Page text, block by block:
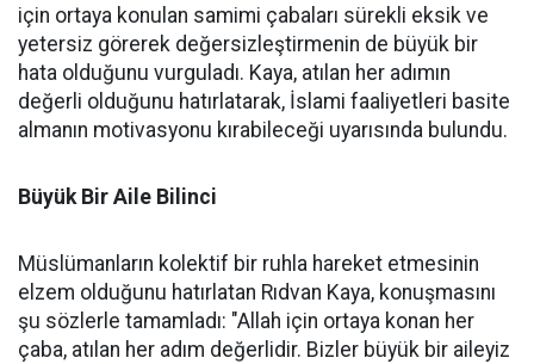
için ortaya konulan samimi çabaları sürekli eksik ve
yetersiz görerek değersizleştirmenin de büyük bir
hata olduğunu vurguladı. Kaya, atılan her adımın
değerli olduğunu hatırlatarak, İslami faaliyetleri basite
almanın motivasyonu kırabileceği uyarısında bulundu.
Büyük Bir Aile Bilinci
Müslümanların kolektif bir ruhla hareket etmesinin
elzem olduğunu hatırlatan Rıdvan Kaya, konuşmasını
şu sözlerle tamamladı: "Allah için ortaya konan her
çaba, atılan her adım değerlidir. Bizler büyük bir aileyiz